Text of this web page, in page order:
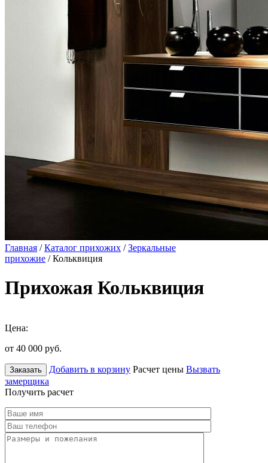
Главная /Каталог прихожих /Зеркальные
прихожие / Кольквиция
Прихожая Кольквиция
Цена:
от 40 000 руб.
Заказать Добавить в корзину Расчет цены Вызвать
замерщика
Получить расчет